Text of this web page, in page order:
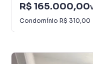
R$ 165.000,00
Condomínio R$ 310,00